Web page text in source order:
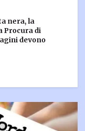
nera, la
Procura di
devono